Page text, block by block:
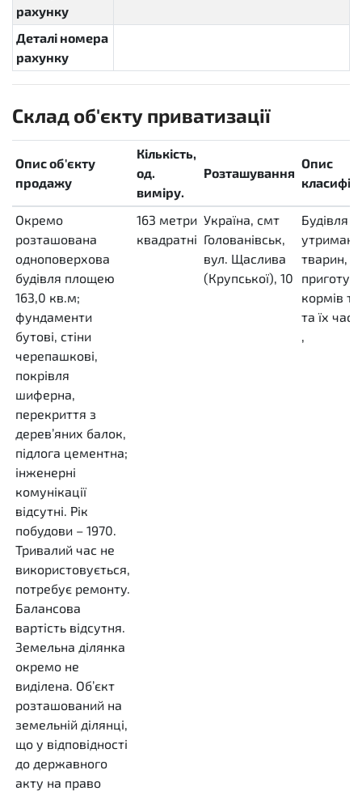
рахунку
Деталі номера
рахунку
Склад об'єкту приватизації
Опис об'єкту
продажу
Кількість,
од.
виміру.
Розташування
Опис
Окремо
розташована
одноповерхова
будівля площею
163,0 кв.м;
фундаменти
бутові, стіни
черепашкові,
покрівля
шиферна,
перекриття з
дерев’яних балок,
підлога цементна;
інженерні
комунікації
відсутні. Рік
побудови – 1970.
Тривалий час не
використовується,
потребує ремонту.
Балансова
вартість відсутня.
Земельна ділянка
окремо не
виділена. Об’єкт
розташований на
земельній ділянці,
що у відповідності
до державного
акту на право
163 метри
квадратні
Україна, смт
Голованівськ,
вул. Щаслива
(Крупської), 10
Будівля
тварин,
кормів
та їх
,